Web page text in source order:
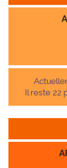
Il reste 22